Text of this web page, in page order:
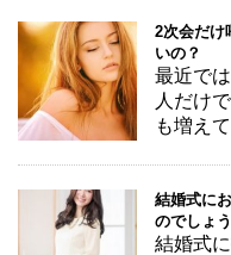
2次会だけ
いの？
最近で
人だけ
も増え
結婚式に
のでしょ
結婚式